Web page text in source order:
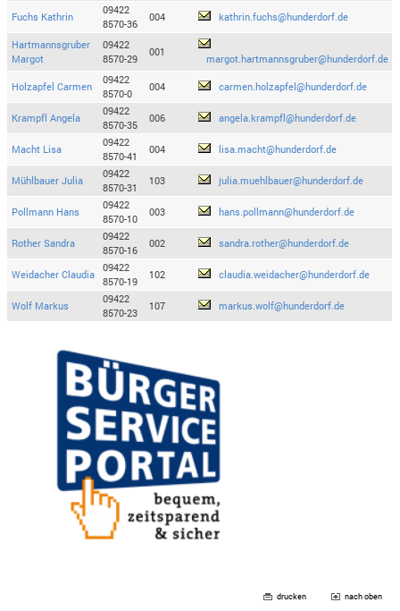
Fuchs Kathrin
09422
8570-36
004 kathrin.fuchs@hunderdorf.de
Hartmannsgruber
Margot
09422
8570-29
001
margot.hartmannsgruber@hunderdorf.de
Holzapfel Carmen
09422
8570-0
004 carmen.holzapfel@hunderdorf.de
Krampfl Angela
09422
8570-35
006 angela.krampfl@hunderdorf.de
Macht Lisa
09422
8570-41
004 lisa.macht@hunderdorf.de
Mühlbauer Julia
09422
8570-31
103 julia.muehlbauer@hunderdorf.de
Pollmann Hans
09422
8570-10
003 hans.pollmann@hunderdorf.de
Rother Sandra
09422
8570-16
002 sandra.rother@hunderdorf.de
Weidacher Claudia
09422
8570-19
102 claudia.weidacher@hunderdorf.de
Wolf Markus
09422
8570-23
107 markus.wolf@hunderdorf.de
drucken nach oben